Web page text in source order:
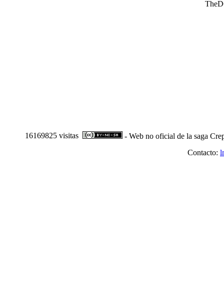
16169825 visitas
- Web no oficial de la saga
Contacto: